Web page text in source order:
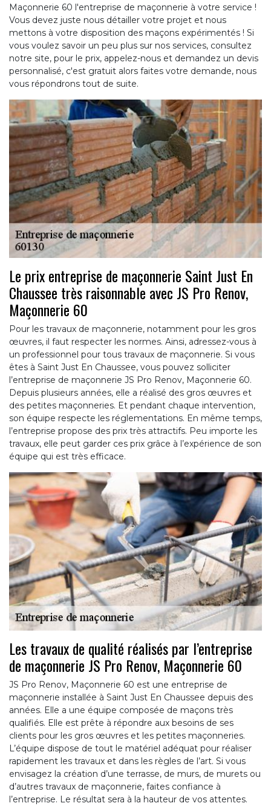
Maçonnerie 60 l'entreprise de maçonnerie à votre service !
Vous devez juste nous détailler votre projet et nous
mettons à votre disposition des maçons expérimentés ! Si
vous voulez savoir un peu plus sur nos services, consultez
notre site, pour le prix, appelez-nous et demandez un devis
personnalisé, c'est gratuit alors faites votre demande, nous
vous répondrons tout de suite.
Le prix entreprise de maçonnerie Saint Just En
Chaussee très raisonnable avec JS Pro Renov,
Maçonnerie 60
Pour les travaux de maçonnerie, notamment pour les gros
œuvres, il faut respecter les normes. Ainsi, adressez-vous à
un professionnel pour tous travaux de maçonnerie. Si vous
êtes à Saint Just En Chaussee, vous pouvez solliciter
l’entreprise de maçonnerie JS Pro Renov, Maçonnerie 60.
Depuis plusieurs années, elle a réalisé des gros œuvres et
des petites maçonneries. Et pendant chaque intervention,
son équipe respecte les réglementations. En même temps,
l’entreprise propose des prix très attractifs. Peu importe les
travaux, elle peut garder ces prix grâce à l’expérience de son
équipe qui est très efficace.
Les travaux de qualité réalisés par l’entreprise
de maçonnerie JS Pro Renov, Maçonnerie 60
JS Pro Renov, Maçonnerie 60 est une entreprise de
maçonnerie installée à Saint Just En Chaussee depuis des
années. Elle a une équipe composée de maçons très
qualifiés. Elle est prête à répondre aux besoins de ses
clients pour les gros œuvres et les petites maçonneries.
L’équipe dispose de tout le matériel adéquat pour réaliser
rapidement les travaux et dans les règles de l’art. Si vous
envisagez la création d’une terrasse, de murs, de murets ou
d’autres travaux de maçonnerie, faites confiance à
l’entreprise. Le résultat sera à la hauteur de vos attentes.